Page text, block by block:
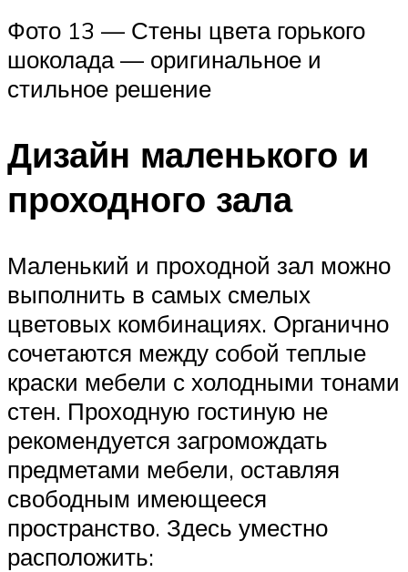
Фото 13 — Стены цвета горького
шоколада — оригинальное и
стильное решение
Дизайн маленького и
проходного зала
Маленький и проходной зал можно
выполнить в самых смелых
цветовых комбинациях. Органично
сочетаются между собой теплые
краски мебели с холодными тонами
стен. Проходную гостиную не
рекомендуется загромождать
предметами мебели, оставляя
свободным имеющееся
пространство. Здесь уместно
расположить: